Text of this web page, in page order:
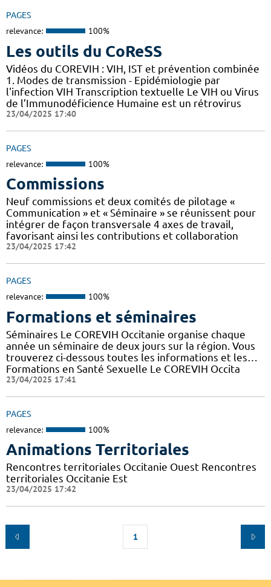
PAGES
relevance: 100%
Les outils du CoReSS
Vidéos du COREVIH : VIH, IST et prévention combinée
1. Modes de transmission - Epidémiologie par
l'infection VIH Transcription textuelle Le VIH ou Virus
de l’Immunodéficience Humaine est un rétrovirus
23/04/2025 17:40
PAGES
relevance: 100%
Commissions
Neuf commissions et deux comités de pilotage «
Communication » et « Séminaire » se réunissent pour
intégrer de façon transversale 4 axes de travail,
favorisant ainsi les contributions et collaboration
23/04/2025 17:42
PAGES
relevance: 100%
Formations et séminaires
Séminaires Le COREVIH Occitanie organise chaque
année un séminaire de deux jours sur la région. Vous
trouverez ci-dessous toutes les informations et les…
Formations en Santé Sexuelle Le COREVIH Occita
23/04/2025 17:41
PAGES
relevance: 100%
Animations Territoriales
Rencontres territoriales Occitanie Ouest Rencontres
territoriales Occitanie Est
23/04/2025 17:42
1